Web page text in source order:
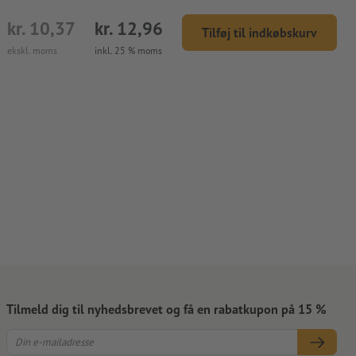
ekskl. moms
kr. 10,37
inkl. 25 % moms
kr. 12,96 Tilføj til indkøbskurv
Tilmeld dig til nyhedsbrevet og få en rabatkupon på 15 %